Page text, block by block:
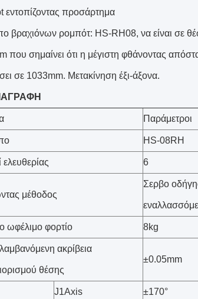
εντοπίζοντας προσάρτημα
βραχιόνων ρομπότ: HS-RH08, να είναι σε
που σημαίνει ότι η μέγιστη φθάνοντας
σε 1033mm. Μετακίνηση έξι-άξονα.
Παράμετροι
HS-08RH
ελευθερίας 6
μέθοδος
Σερβο
ωφέλιμο φορτίο 8kg
ακρίβεια
θέσης
±0.05mm
J1Axis ±170°